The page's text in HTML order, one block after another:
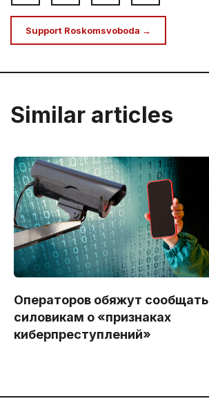
Support Roskomsvoboda →
Similar articles
Операторов обяжут сообщать
силовикам о «признаках
киберпреступлений»